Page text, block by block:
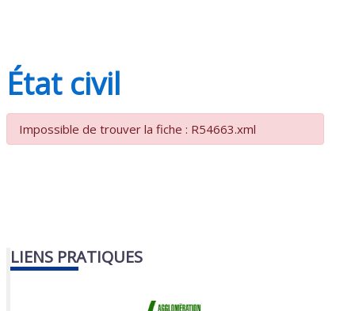
État civil
Impossible de trouver la fiche : R54663.xml
LIENS PRATIQUES